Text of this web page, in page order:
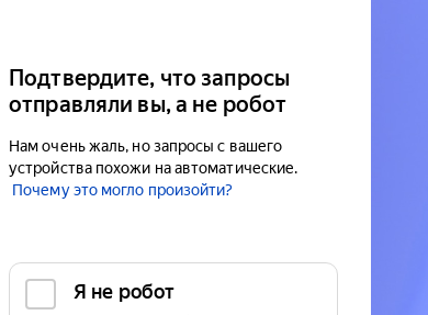
Подтвердите, что запросы
отправляли вы, а не робот
Нам очень жаль, но запросы с вашего
устройства похожи на автоматические.
Почему это могло произойти?